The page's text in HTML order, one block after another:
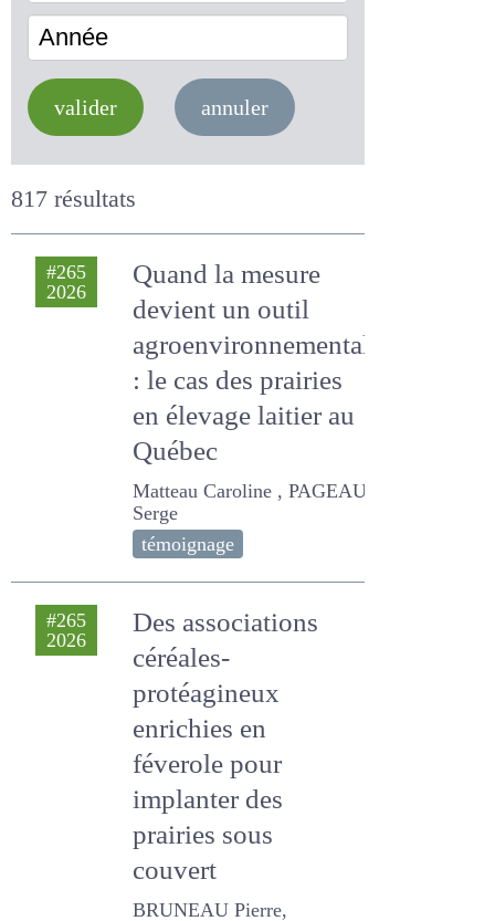
Auteur
valider annuler
817 résultats
#265
Quand la mesure
devient un outil
agroenvironnemental
: le cas des prairies en
élevage laitier au
Québec
Matteau Caroline , PAGEAU
Serge
témoignage
#265
Des associations
céréales-
protéagineux
enrichies en
féverole pour
implanter des
prairies sous
couvert